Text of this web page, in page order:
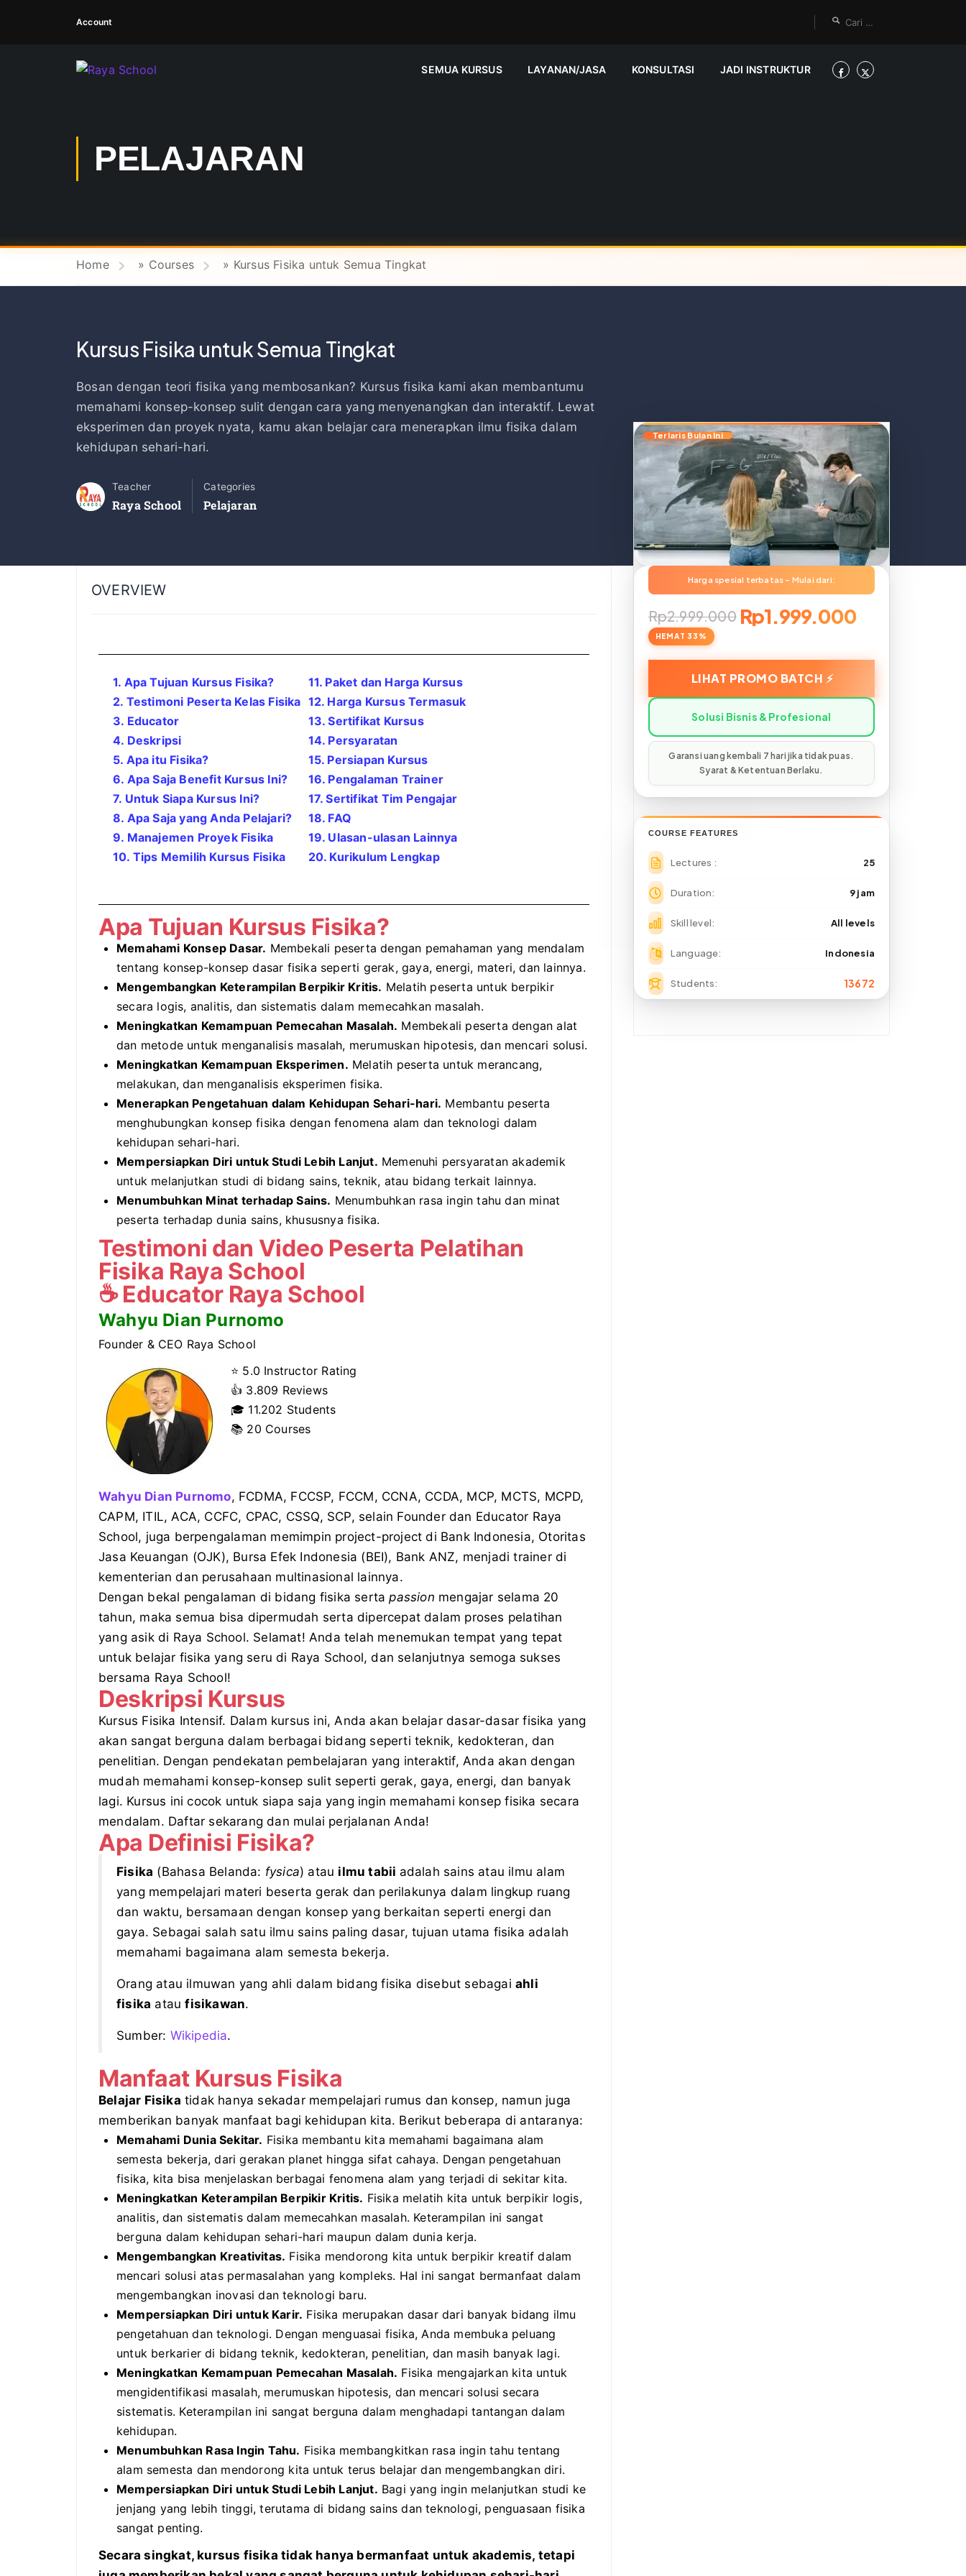
Account
SEMUA KURSUS LAYANAN/JASA KONSULTASI JADI INSTRUKTUR
PELAJARAN
Home » Courses » Kursus Fisika untuk Semua Tingkat
Kursus Fisika untuk Semua Tingkat
Bosan dengan teori fisika yang membosankan? Kursus fisika kami akan membantumu
memahami konsep-konsep sulit dengan cara yang menyenangkan dan interaktif. Lewat
eksperimen dan proyek nyata, kamu akan belajar cara menerapkan ilmu fisika dalam
kehidupan sehari-hari.
Teacher
Raya School
Categories
Pelajaran
OVERVIEW
1. Apa Tujuan Kursus Fisika?
2. Testimoni Peserta Kelas Fisika
3. Educator
4. Deskripsi
5. Apa itu Fisika?
6. Apa Saja Benefit Kursus Ini?
7. Untuk Siapa Kursus Ini?
8. Apa Saja yang Anda Pelajari?
9. Manajemen Proyek Fisika
10. Tips Memilih Kursus Fisika
11. Paket dan Harga Kursus
12. Harga Kursus Termasuk
13. Sertifikat Kursus
14. Persyaratan
15. Persiapan Kursus
16. Pengalaman Trainer
17. Sertifikat Tim Pengajar
18. FAQ
19. Ulasan-ulasan Lainnya
20. Kurikulum Lengkap
Apa Tujuan Kursus Fisika?
Memahami Konsep Dasar. Membekali peserta dengan pemahaman yang mendalam
tentang konsep-konsep dasar fisika seperti gerak, gaya, energi, materi, dan lainnya.
Mengembangkan Keterampilan Berpikir Kritis. Melatih peserta untuk berpikir
secara logis, analitis, dan sistematis dalam memecahkan masalah.
Meningkatkan Kemampuan Pemecahan Masalah. Membekali peserta dengan alat
dan metode untuk menganalisis masalah, merumuskan hipotesis, dan mencari solusi.
Meningkatkan Kemampuan Eksperimen. Melatih peserta untuk merancang,
melakukan, dan menganalisis eksperimen fisika.
Menerapkan Pengetahuan dalam Kehidupan Sehari-hari. Membantu peserta
menghubungkan konsep fisika dengan fenomena alam dan teknologi dalam
kehidupan sehari-hari.
Mempersiapkan Diri untuk Studi Lebih Lanjut. Memenuhi persyaratan akademik
untuk melanjutkan studi di bidang sains, teknik, atau bidang terkait lainnya.
Menumbuhkan Minat terhadap Sains. Menumbuhkan rasa ingin tahu dan minat
peserta terhadap dunia sains, khususnya fisika.
Testimoni dan Video Peserta Pelatihan
Fisika Raya School
☕Educator Raya School
Wahyu Dian Purnomo
Founder & CEO Raya School
⭐ 5.0 Instructor Rating
👍 3.809 Reviews
🎓 11.202 Students
📚 20 Courses
Wahyu Dian Purnomo, FCDMA, FCCSP, FCCM, CCNA, CCDA, MCP, MCTS, MCPD,
CAPM, ITIL, ACA, CCFC, CPAC, CSSQ, SCP, selain Founder dan Educator Raya
School, juga berpengalaman memimpin project-project di Bank Indonesia, Otoritas
Jasa Keuangan (OJK), Bursa Efek Indonesia (BEI), Bank ANZ, menjadi trainer di
kementerian dan perusahaan multinasional lainnya.
Dengan bekal pengalaman di bidang fisika sertapassion mengajar selama 20
tahun, maka semua bisa dipermudah serta dipercepat dalam proses pelatihan
yang asik di Raya School. Selamat! Anda telah menemukan tempat yang tepat
untuk belajar fisika yang seru di Raya School, dan selanjutnya semoga sukses
bersama Raya School!
Deskripsi Kursus
Kursus Fisika Intensif. Dalam kursus ini, Anda akan belajar dasar-dasar fisika yang
akan sangat berguna dalam berbagai bidang seperti teknik, kedokteran, dan
penelitian. Dengan pendekatan pembelajaran yang interaktif, Anda akan dengan
mudah memahami konsep-konsep sulit seperti gerak, gaya, energi, dan banyak
lagi. Kursus ini cocok untuk siapa saja yang ingin memahami konsep fisika secara
mendalam. Daftar sekarang dan mulai perjalanan Anda!
Apa Definisi Fisika?
Fisika (Bahasa Belanda: fysica) atau ilmu tabii adalah sains atau ilmu alam
yang mempelajari materi beserta gerak dan perilakunya dalam lingkup ruang
dan waktu, bersamaan dengan konsep yang berkaitan seperti energi dan
gaya. Sebagai salah satu ilmu sains paling dasar, tujuan utama fisika adalah
memahami bagaimana alam semesta bekerja.
Orang atau ilmuwan yang ahli dalam bidang fisika disebut sebagai ahli
fisika ataufisikawan.
Sumber: Wikipedia.
Manfaat Kursus Fisika
Belajar Fisika tidak hanya sekadar mempelajari rumus dan konsep, namun juga
memberikan banyak manfaat bagi kehidupan kita. Berikut beberapa di antaranya:
Memahami Dunia Sekitar. Fisika membantu kita memahami bagaimana alam
semesta bekerja, dari gerakan planet hingga sifat cahaya. Dengan pengetahuan
fisika, kita bisa menjelaskan berbagai fenomena alam yang terjadi di sekitar kita.
Meningkatkan Keterampilan Berpikir Kritis. Fisika melatih kita untuk berpikir logis,
analitis, dan sistematis dalam memecahkan masalah. Keterampilan ini sangat
berguna dalam kehidupan sehari-hari maupun dalam dunia kerja.
Mengembangkan Kreativitas. Fisika mendorong kita untuk berpikir kreatif dalam
mencari solusi atas permasalahan yang kompleks. Hal ini sangat bermanfaat dalam
mengembangkan inovasi dan teknologi baru.
Mempersiapkan Diri untuk Karir. Fisika merupakan dasar dari banyak bidang ilmu
pengetahuan dan teknologi. Dengan menguasai fisika, Anda membuka peluang
untuk berkarier di bidang teknik, kedokteran, penelitian, dan masih banyak lagi.
Meningkatkan Kemampuan Pemecahan Masalah. Fisika mengajarkan kita untuk
mengidentifikasi masalah, merumuskan hipotesis, dan mencari solusi secara
sistematis. Keterampilan ini sangat berguna dalam menghadapi tantangan dalam
kehidupan.
Menumbuhkan Rasa Ingin Tahu. Fisika membangkitkan rasa ingin tahu tentang
alam semesta dan mendorong kita untuk terus belajar dan mengembangkan diri.
Mempersiapkan Diri untuk Studi Lebih Lanjut. Bagi yang ingin melanjutkan studi ke
jenjang yang lebih tinggi, terutama di bidang sains dan teknologi, penguasaan fisika
sangat penting.
Secara singkat, kursus fisika tidak hanya bermanfaat untuk akademis, tetapi
Rp2.999.000 Rp1.999.000
COURSE FEATURES
Lectures 25
Duration 9 jam
Skill level All levels
Language Indonesia
Students 13672